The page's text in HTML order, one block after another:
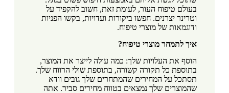
בעולם טיפוח העור, לעומת זאת, חשוב להקפיד על
וטרינר יצרנים. חפשו ביקורות ועדויות, בקשו הפניות
ודוגמאות של מוצרי טיפוח.
איך לתמחר מוצרי טיפוח?
הוסף את העלויות שלך: כמה עולה לייצר את המוצר,
בתוספת כל תקורה קשורה, בתוספת שולי הרווח שלך.
תסתכל על המחירים שהמתחרים שלך גובים וודא
שהמוצרים שלך נמצאים בטווח מחירים סביר. אתה